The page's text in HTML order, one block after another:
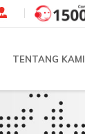
TENTANG KAMI